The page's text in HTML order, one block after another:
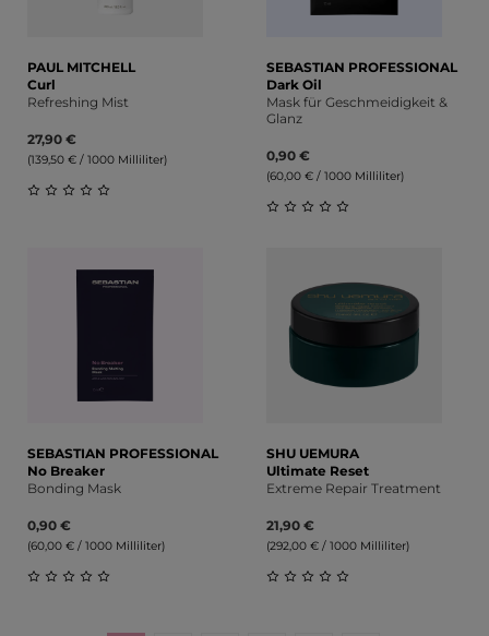
PAUL MITCHELL
Curl
Refreshing Mist
27,90 €
(139,50 € / 1000 Milliliter)
SEBASTIAN PROFESSIONAL
Dark Oil
Mask für Geschmeidigkeit &
Glanz
0,90 €
(60,00 € / 1000 Milliliter)
SEBASTIAN PROFESSIONAL
No Breaker
Bonding Mask
0,90 €
(60,00 € / 1000 Milliliter)
SHU UEMURA
Ultimate Reset
Extreme Repair Treatment
21,90 €
(292,00 € / 1000 Milliliter)